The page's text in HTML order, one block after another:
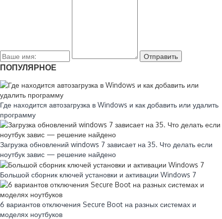
ПОПУЛЯРНОЕ
Где находится автозагрузка в Windows и как добавить или удалить
программу
Загрузка обновлений windows 7 зависает на 35. Что делать если
ноутбук завис — решение найдено
Большой сборник ключей установки и активации Windows 7
6 вариантов отключения Secure Boot на разных системах и
моделях ноутбуков